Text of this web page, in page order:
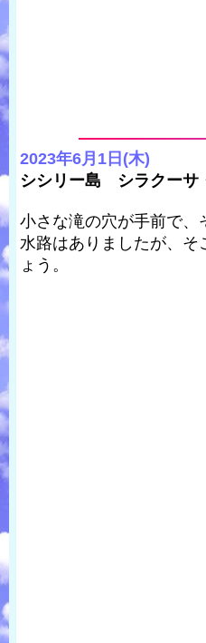
2023年6月1日(木)
シシリー島 シラクーサ
小さな滝の穴が手前で、
水路はありましたが、そ
ょう。